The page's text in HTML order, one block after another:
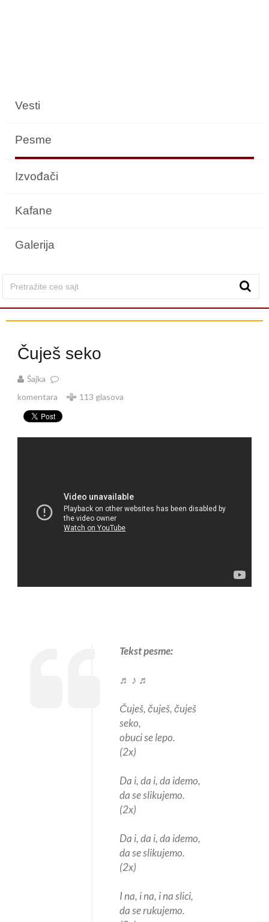
Vesti
Pesme
Izvođači
Kafane
Galerija
Čuješ seko
Šajka
komentara
113 glasova
Tekst pesme:
♬ ♪ ♬
Čuješ, čuješ, čuješ
seko,
obuci se lepo.
(2x)
Da i, da i, da idemo,
da se slikujemo.
(2x)
Da i, da i, da idemo,
da se slikujemo.
(2x)
I na, i na, i na slici,
da se rukujemo.